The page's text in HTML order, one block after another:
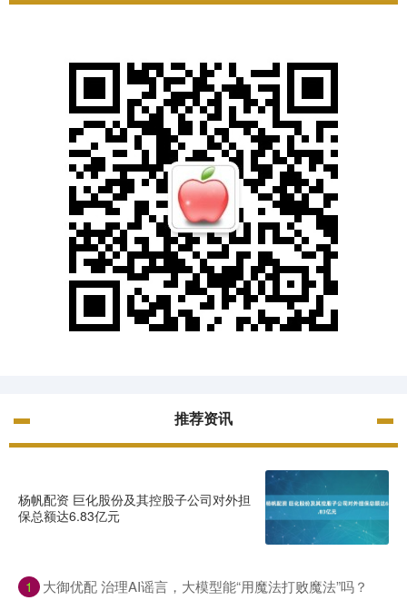
推荐资讯
杨帆配资 巨化股份及其控股子公司对外担
保总额达6.83亿元
1 大御优配 治理AI谣言，大模型能“用魔法打败魔法”吗？